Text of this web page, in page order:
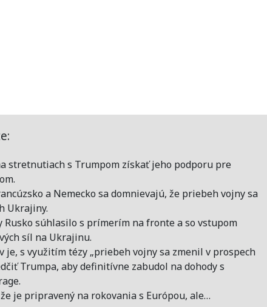
stretnutiach s Trumpom získať jeho podporu pre
a Nemecko sa domnievajú, že priebeh vojny sa
Ukrajiny.
Rusko súhlasilo s prímerím na fronte a so vstupom
síl na Ukrajinu.
je, s využitím tézy „priebeh vojny sa zmenil v prospech
Trumpa, aby definitívne zabudol na dohody s
je pripravený na rokovania s Európou, ale…